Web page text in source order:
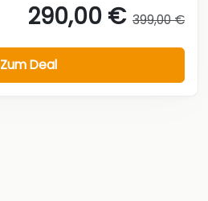
290,00 € 399,00 €
Zum Deal